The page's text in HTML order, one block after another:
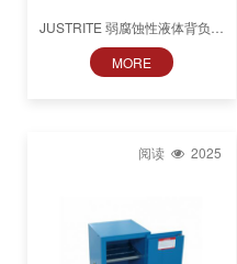
JUSTRITE 弱腐蚀性液体背负式
储存柜
891302/891322/891702/891722
MORE
阅读 2025